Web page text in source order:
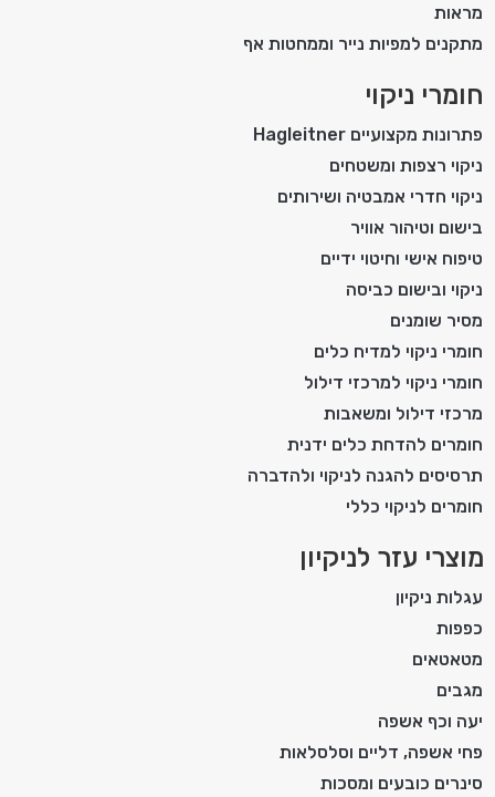
מראות
מתקנים למפיות נייר וממחטות אף
חומרי ניקוי
פתרונות מקצועיים Hagleitner
ניקוי רצפות ומשטחים
ניקוי חדרי אמבטיה ושירותים
בישום וטיהור אוויר
טיפוח אישי וחיטוי ידיים
ניקוי ובישום כביסה
מסיר שומנים
חומרי ניקוי למדיח כלים
חומרי ניקוי למרכזי דילול
מרכזי דילול ומשאבות
חומרים להדחת כלים ידנית
תרסיסים להגנה לניקוי ולהדברה
חומרים לניקוי כללי
מוצרי עזר לניקיון
עגלות ניקיון
כפפות
מטאטאים
מגבים
יעה וכף אשפה
פחי אשפה, דליים וסלסלאות
סינרים כובעים ומסכות